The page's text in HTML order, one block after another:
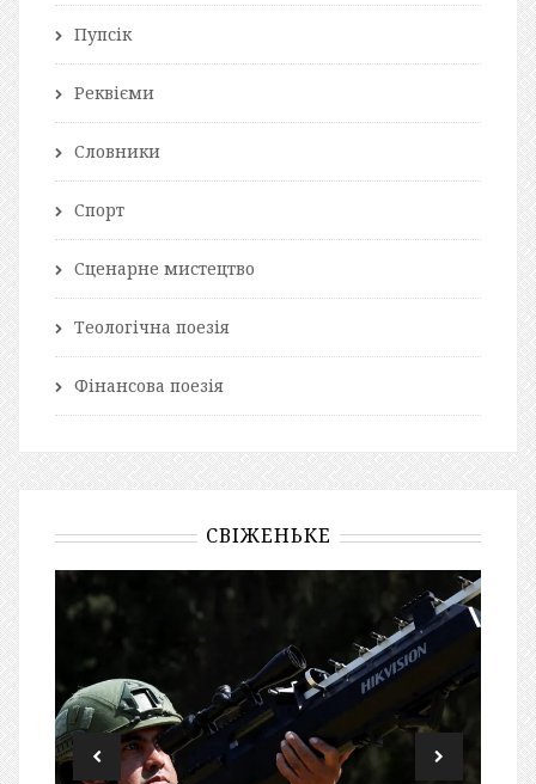
Пупсік
Реквієми
Словники
Спорт
Сценарне мистецтво
Теологічна поезія
Фінансова поезія
СВІЖЕНЬКЕ